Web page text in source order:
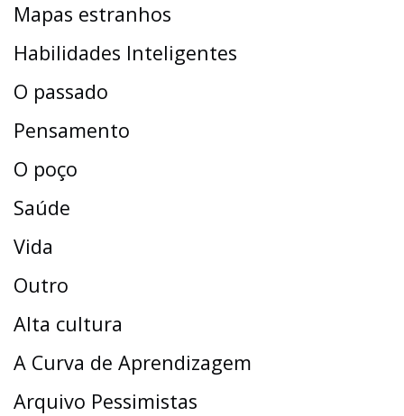
Mapas estranhos
Habilidades Inteligentes
O passado
Pensamento
O poço
Saúde
Vida
Outro
Alta cultura
A Curva de Aprendizagem
Arquivo Pessimistas